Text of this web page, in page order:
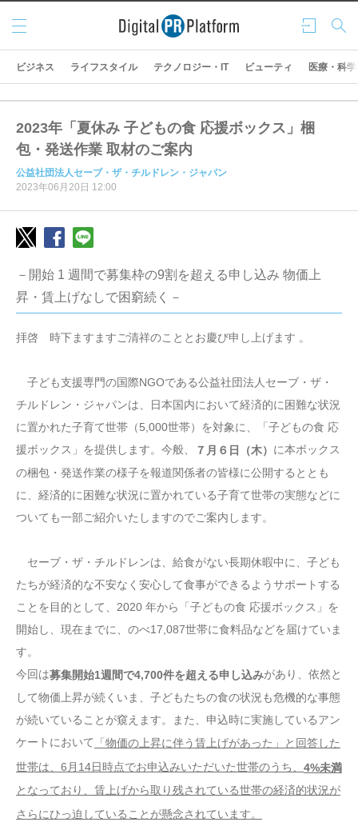
ログ
イン
検索
メニ
ュー
ビジネス ライフスタイル テクノロジー・IT ビューティ 医療・科学
2023年「夏休み 子どもの食 応援ボックス」梱
包・発送作業 取材のご案内
公益社団法人セーブ・ザ・チルドレン・ジャパン
2023年06月20日 12:00
－開始 1 週間で募集枠の9割を超える申し込み 物価上
昇・賃上げなしで困窮続く－
拝啓 時下ますますご清祥のこととお慶び申し上げます 。
子ども支援専門の国際NGOである公益社団法人セーブ・ザ・
チルドレン・ジャパンは、日本国内において経済的に困難な状況
に置かれた子育て世帯（5,000世帯）を対象に、「子どもの食 応
援ボックス」を提供します。今般、
７月６日（木） に本ボックス
の梱包・発送作業の様子を報道関係者の皆様に公開するととも
に、経済的に困難な状況に置かれている子育て世帯の実態などに
ついても一部ご紹介いたしますのでご案内します。
セーブ・ザ・チルドレンは、給食がない長期休暇中に、子ども
たちが経済的な不安なく安心して食事ができるようサポートする
ことを目的として、2020 年から「子どもの食 応援ボックス」を
開始し、現在までに、のべ17,087世帯に食料品などを届けていま
す。
今回は募集開始1週間で4,700件を超える申し込みがあり、依然と
して物価上昇が続くいま、子どもたちの食の状況も危機的な事態
が続いていることが窺えます。また、申込時に実施しているアン
ケートにおいて
「物価の上昇に伴う賃上げがあった」と回答した
世帯は、6月14日時点でお申込みいただいた世帯のうち、 4%未満
となっており、賃上げから取り残されている世帯の経済的状況が
さらにひっ迫していることが懸念されています。